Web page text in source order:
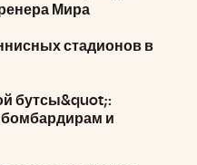
Мира
стадионов в
бутсы&quot;:
и